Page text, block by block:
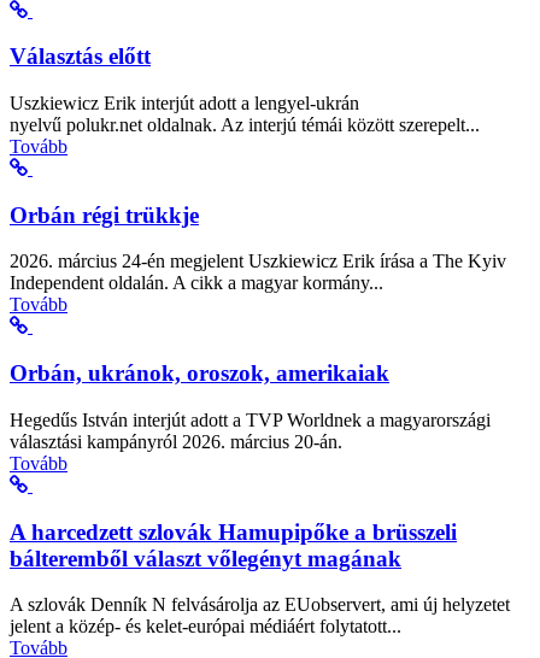
Választás előtt
Uszkiewicz Erik interjút adott a lengyel-ukrán
nyelvű polukr.net oldalnak. Az interjú témái között szerepelt...
Tovább
Orbán régi trükkje
2026. március 24-én megjelent Uszkiewicz Erik írása a The Kyiv
Independent oldalán. A cikk a magyar kormány...
Tovább
Orbán, ukránok, oroszok, amerikaiak
Hegedűs István interjút adott a TVP Worldnek a magyarországi
választási kampányról 2026. március 20-án.
Tovább
A harcedzett szlovák Hamupipőke a brüsszeli
bálteremből választ vőlegényt magának
A szlovák Denník N felvásárolja az EUobservert, ami új helyzetet
jelent a közép- és kelet-európai médiáért folytatott...
Tovább